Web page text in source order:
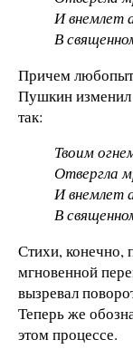
И внемлет
В
Причем
Пушкин изменил
так:
Твоим
Отвергла
И внемлет
В
Стихи, конечно,
мгновенной
вызревал
Теперь же
этом процессе.